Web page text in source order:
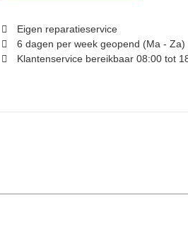
Eigen reparatieservice
6 dagen per week geopend (Ma - Za)
Klantenservice bereikbaar 08:00 tot